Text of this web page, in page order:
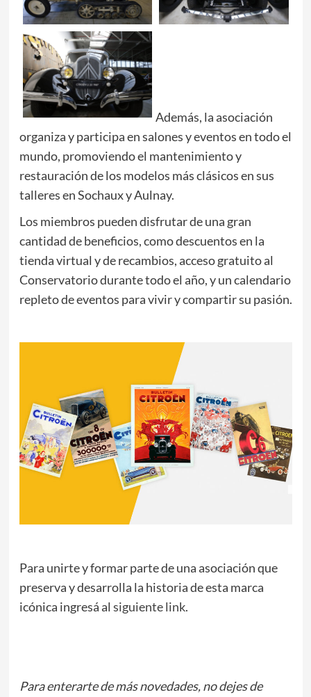
Además, la asociación
organiza y participa en salones y eventos en todo el
mundo, promoviendo el mantenimiento y
restauración de los modelos más clásicos en sus
talleres en Sochaux y Aulnay.
Los miembros pueden disfrutar de una gran
cantidad de beneficios, como descuentos en la
tienda virtual y de recambios, acceso gratuito al
Conservatorio durante todo el año, y un calendario
repleto de eventos para vivir y compartir su pasión.
Para unirte y formar parte de una asociación que
preserva y desarrolla la historia de esta marca
icónica ingresá al siguiente link.
Para enterarte de más novedades, no dejes de